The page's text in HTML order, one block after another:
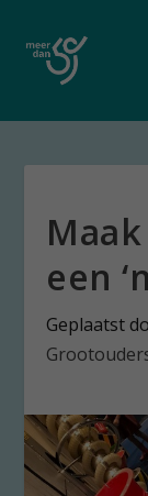
een
Geplaatst